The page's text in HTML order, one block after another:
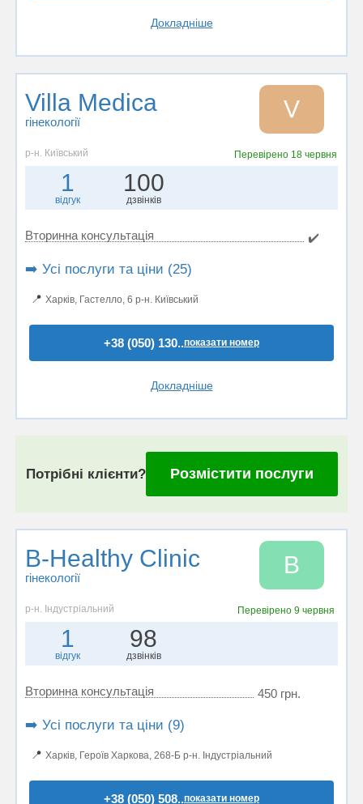
Докладніше
Villa Medica
гінекології V
р-н. Київський Перевірено 18 червня
1
відгук
100
дзвінків
Вторинна консультація ✔️
➡️ Усі послуги та ціни (25)
📍 Харків, Гастелло, 6 р-н. Київський
+38 (050) 130..показати номер
Докладніше
Потрібні клієнти? Розмістити послуги
B-Healthy Clinic
гінекології B
р-н. Індустріальний Перевірено 9 червня
1
відгук
98
дзвінків
Вторинна консультація 450 грн.
➡️ Усі послуги та ціни (9)
📍 Харків, Героїв Харкова, 268-Б р-н. Індустріальний
+38 (050) 508..показати номер